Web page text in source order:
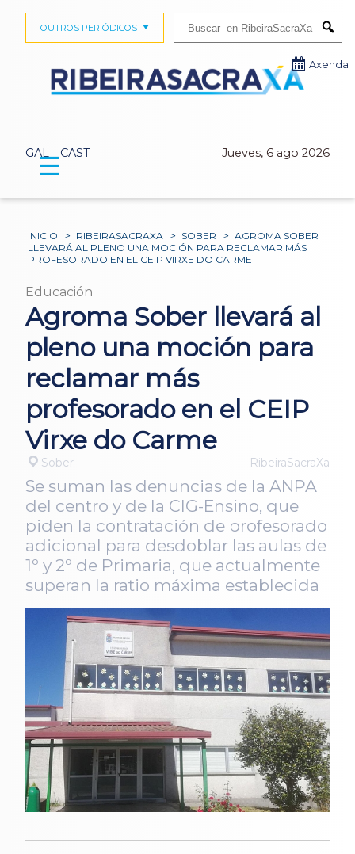
GAL CAST Jueves, 6 ago 2026
OUTROS PERIÓDICOS
Axenda
☰
INICIO > RIBEIRASACRAXA > SOBER > AGROMA SOBER
LLEVARÁ AL PLENO UNA MOCIÓN PARA RECLAMAR MÁS
PROFESORADO EN EL CEIP VIRXE DO CARME
Educación
Agroma Sober llevará al
pleno una moción para
reclamar más
profesorado en el CEIP
Virxe do Carme
Sober RibeiraSacraXa
Se suman las denuncias de la ANPA
del centro y de la CIG-Ensino, que
piden la contratación de profesorado
adicional para desdoblar las aulas de
1º y 2º de Primaria, que actualmente
superan la ratio máxima establecida